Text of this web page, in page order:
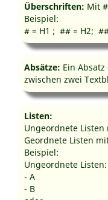
Überschriften: Mit #
Beispiel:
# = H1 ; ## = H2;
Absätze: Ein
zwischen zwei
Listen:
Ungeordnete
Geordnete Listen
Beispiel:
Ungeordnete Listen:
- A
- B